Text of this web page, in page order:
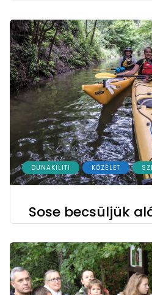
DUNAKILITI KÖZÉLET
Sose becsüljük